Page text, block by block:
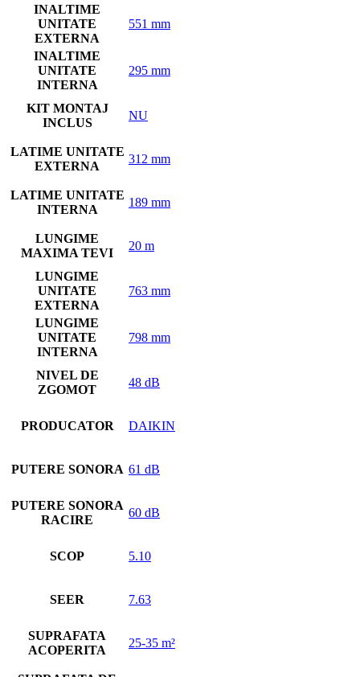
INALTIME
UNITATE
EXTERNA
551 mm
INALTIME
UNITATE
INTERNA
295 mm
KIT MONTAJ
INCLUS
NU
LATIME UNITATE
EXTERNA
312 mm
LATIME UNITATE
INTERNA
189 mm
LUNGIME
MAXIMA TEVI
20 m
LUNGIME
UNITATE
EXTERNA
763 mm
LUNGIME
UNITATE
INTERNA
798 mm
NIVEL DE
ZGOMOT
48 dB
PRODUCATOR DAIKIN
PUTERE SONORA 61 dB
PUTERE SONORA
RACIRE
60 dB
SCOP 5.10
SEER 7.63
SUPRAFATA
ACOPERITA
25-35 m²